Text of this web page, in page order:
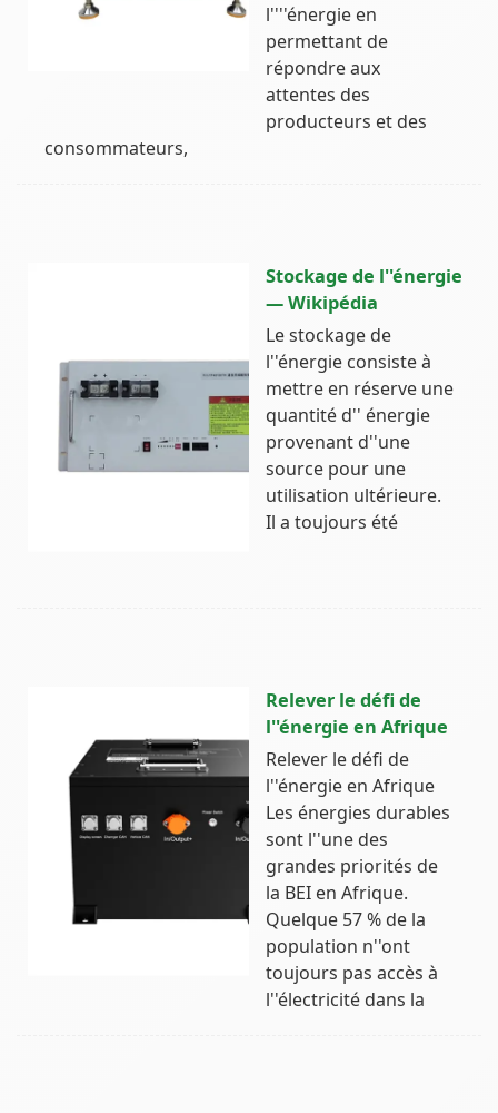
l''''énergie en
permettant de
répondre aux
attentes des
producteurs et des
consommateurs,
Stockage de l''énergie
— Wikipédia
Le stockage de
l''énergie consiste à
mettre en réserve une
quantité d'' énergie
provenant d''une
source pour une
utilisation ultérieure.
Il a toujours été
Relever le défi de
l''énergie en Afrique
Relever le défi de
l''énergie en Afrique
Les énergies durables
sont l''une des
grandes priorités de
la BEI en Afrique.
Quelque 57 % de la
population n''ont
toujours pas accès à
l''électricité dans la